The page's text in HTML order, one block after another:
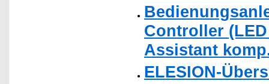
Controller
Assistant
ELESION-